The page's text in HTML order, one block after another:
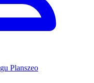
Planszeo